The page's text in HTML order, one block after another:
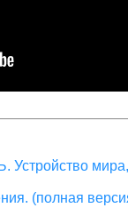
мира,
(полная